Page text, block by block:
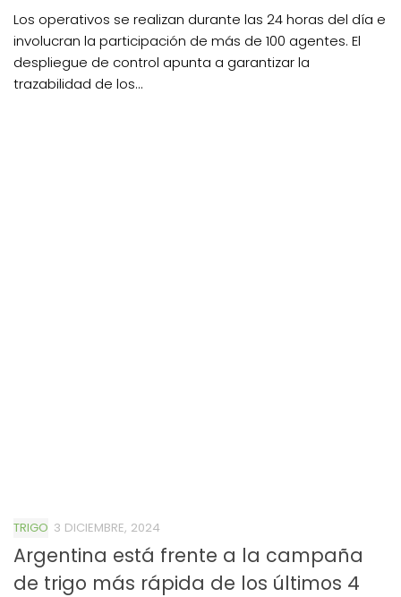
Los operativos se realizan durante las 24 horas del día e
involucran la participación de más de 100 agentes. El
despliegue de control apunta a garantizar la
trazabilidad de los...
TRIGO 3 DICIEMBRE, 2024
Argentina está frente a la campaña
de trigo más rápida de los últimos 4